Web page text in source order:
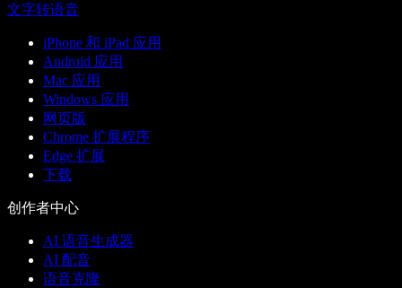
文字转语音
iPhone 和 iPad 应用
Android 应用
Mac 应用
Windows 应用
网页版
Chrome 扩展程序
Edge 扩展
下载
创作者中心
AI 语音生成器
AI 配音
语音克隆